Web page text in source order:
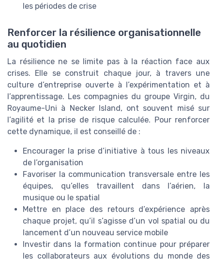
les périodes de crise
Renforcer la résilience organisationnelle
au quotidien
La résilience ne se limite pas à la réaction face aux
crises. Elle se construit chaque jour, à travers une
culture d’entreprise ouverte à l’expérimentation et à
l’apprentissage. Les compagnies du groupe Virgin, du
Royaume-Uni à Necker Island, ont souvent misé sur
l’agilité et la prise de risque calculée. Pour renforcer
cette dynamique, il est conseillé de :
Encourager la prise d’initiative à tous les niveaux
de l’organisation
Favoriser la communication transversale entre les
équipes, qu’elles travaillent dans l’aérien, la
musique ou le spatial
Mettre en place des retours d’expérience après
chaque projet, qu’il s’agisse d’un vol spatial ou du
lancement d’un nouveau service mobile
Investir dans la formation continue pour préparer
les collaborateurs aux évolutions du monde des